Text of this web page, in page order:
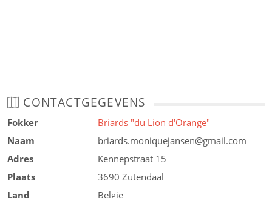
CONTACTGEGEVENS
Fokker
Briards "du Lion d'Orange"
Naam
briards.moniquejansen@gmail.com
Adres
Kennepstraat 15
Plaats
3690 Zutendaal
Land
België